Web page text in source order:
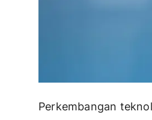
Perkembangan